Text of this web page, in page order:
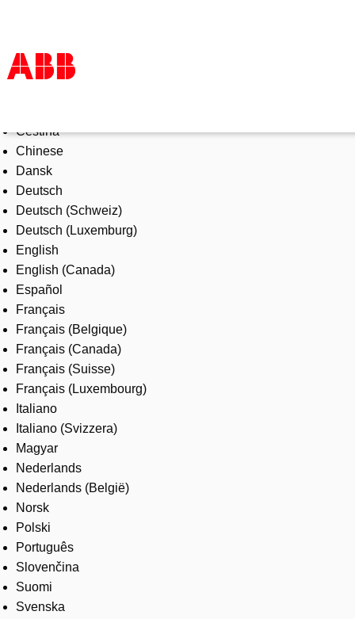
Products & Solutions
Industries
Services
About us
Where to buy
Contact us
Careers
Čeština
Chinese
Dansk
Deutsch
Deutsch (Schweiz)
Deutsch (Luxemburg)
English
English (Canada)
Español
Français
Français (Belgique)
Français (Canada)
Français (Suisse)
Français (Luxembourg)
Italiano
Italiano (Svizzera)
Magyar
Nederlands
Nederlands (België)
Norsk
Polski
Português
Slovenčina
Suomi
Svenska